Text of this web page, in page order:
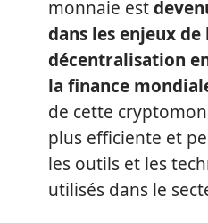
monnaie est
dans les enjeux de
décentralisation
la finance
de cette
plus efficiente et
les outils et les
utilisés dans le